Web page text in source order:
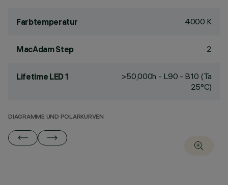
Farbtemperatur 4000 K
MacAdam Step 2
Lifetime LED 1
>50,000h - L90 - B10 (Ta
25°C)
DIAGRAMME UND POLARKURVEN